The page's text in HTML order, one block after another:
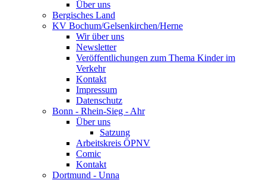
Über uns
Bergisches Land
KV Bochum/Gelsenkirchen/Herne
Wir über uns
Newsletter
Veröffentlichungen zum Thema Kinder im
Verkehr
Kontakt
Impressum
Datenschutz
Bonn - Rhein-Sieg - Ahr
Über uns
Satzung
Arbeitskreis ÖPNV
Comic
Kontakt
Dortmund - Unna